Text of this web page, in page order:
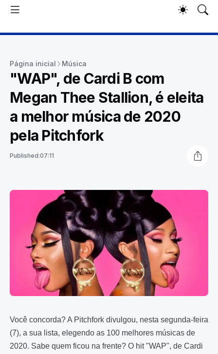
Página inicial Música
"WAP", de Cardi B com
Megan Thee Stallion, é eleita
a melhor música de 2020
pela Pitchfork
Published:07:11
Você concorda?A Pitchfork divulgou, nesta segunda-feira
(7), a sua lista, elegendo as 100 melhores músicas de
2020. Sabe quem ficou na frente? O hit "WAP", de Cardi